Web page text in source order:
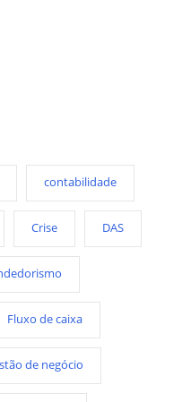
contabilidade
Crise DAS
Fluxo de caixa
de negócio